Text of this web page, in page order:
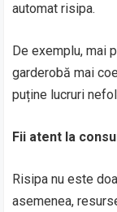
automat risipa.
De exemplu, mai
garderobă mai
puține lucruri
Fii atent la
Risipa nu este
asemenea,